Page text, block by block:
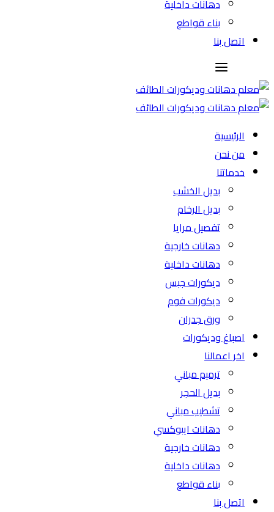
دهانات داخلية
بناء قواطع
اتصل بنا
الرئيسية
من نحن
خدماتنا
بديل الخشب
بديل الرخام
تفصيل مرايا
دهانات خارجية
دهانات داخلية
ديكورات جبس
ديكورات فوم
ورق جدران
اصباغ وديكورات
اخر اعمالنا
ترميم مباني
بديل الحجر
تشطيب مباني
دهانات ايبوكسي
دهانات خارجية
دهانات داخلية
بناء قواطع
اتصل بنا